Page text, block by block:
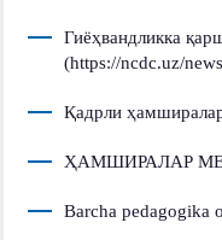
Гиёҳвандликка
(https://ncdc.uz/
Қадрли
ҲАМШИРАЛАР
Barcha pedagogika